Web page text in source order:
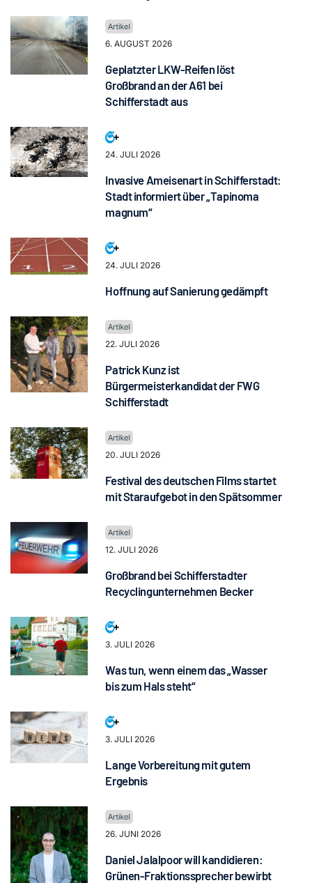
6. AUGUST 2026
Geplatzter LKW-Reifen löst
Großbrand an der A61 bei
Schifferstadt aus
24. JULI 2026
Invasive Ameisenart in Schifferstadt:
Stadt informiert über „Tapinoma
magnum“
24. JULI 2026
Hoffnung auf Sanierung gedämpft
22. JULI 2026
Patrick Kunz ist
Bürgermeisterkandidat der FWG
Schifferstadt
20. JULI 2026
Festival des deutschen Films startet
mit Staraufgebot in den Spätsommer
12. JULI 2026
Großbrand bei Schifferstadter
Recyclingunternehmen Becker
3. JULI 2026
Was tun, wenn einem das „Wasser
bis zum Hals steht“
3. JULI 2026
Lange Vorbereitung mit gutem
Ergebnis
26. JUNI 2026
Daniel Jalalpoor will kandidieren:
Grünen-Fraktionssprecher bewirbt